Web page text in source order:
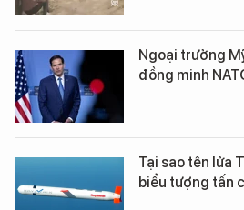
Ngoại trưởng
đồng minh
Tại sao tên lửa
biểu tượng tấn